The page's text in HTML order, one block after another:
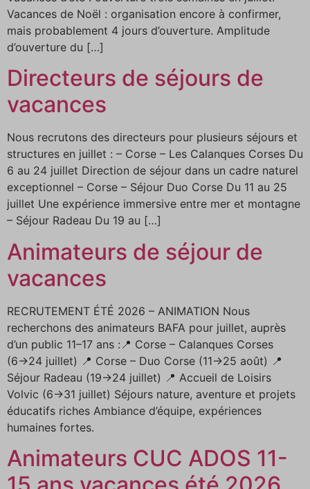
Vacances de Noël : organisation encore à confirmer,
mais probablement 4 jours d’ouverture. Amplitude
d’ouverture du […]
Directeurs de séjours de
vacances
Nous recrutons des directeurs pour plusieurs séjours et
structures en juillet : – Corse – Les Calanques Corses Du
6 au 24 juillet Direction de séjour dans un cadre naturel
exceptionnel – Corse – Séjour Duo Corse Du 11 au 25
juillet Une expérience immersive entre mer et montagne
– Séjour Radeau Du 19 au […]
Animateurs de séjour de
vacances
RECRUTEMENT ÉTÉ 2026 – ANIMATION Nous
recherchons des animateurs BAFA pour juillet, auprès
d’un public 11–17 ans :📍 Corse – Calanques Corses
(6→24 juillet) 📍 Corse – Duo Corse (11→25 août) 📍
Séjour Radeau (19→24 juillet) 📍 Accueil de Loisirs
Volvic (6→31 juillet) Séjours nature, aventure et projets
éducatifs riches Ambiance d’équipe, expériences
humaines fortes.
Animateurs CUC ADOS 11-